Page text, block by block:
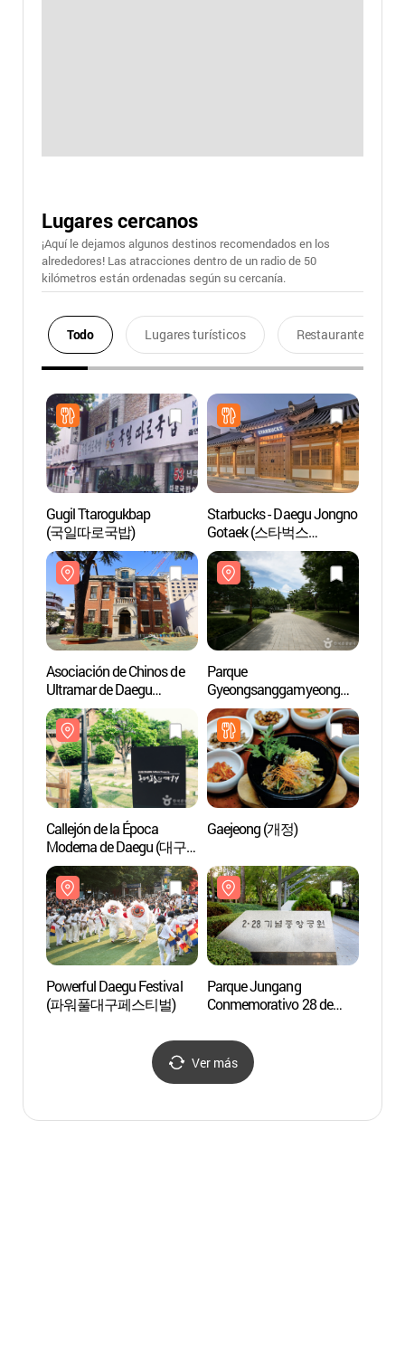
Lugares cercanos
¡Aquí le dejamos algunos destinos recomendados en los
alrededores! Las atracciones dentro de un radio de 50
kilómetros están ordenadas según su cercanía.
Todo Lugares turísticos Restaurantes
Gugil Ttarogukbap
(국일따로국밥)
Starbucks - Daegu Jongno
Gotaek (스타벅스
대구종로고택)
Asociación de Chinos de
Ultramar de Daegu
(대구화교협회)
Parque
Gyeongsanggamyeong
(경상감영공원)
Callejón de la Época
Moderna de Daegu (대구
근대골목)
Gaejeong (개정)
Powerful Daegu Festival
(파워풀대구페스티벌)
Parque Jungang
Conmemorativo 28 de
(2.28기념중앙공원)
Ver más